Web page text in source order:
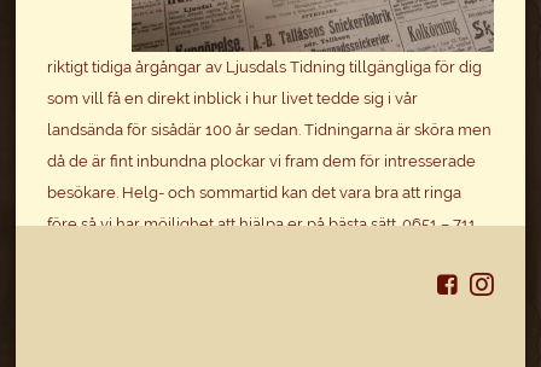
riktigt tidiga årgångar av Ljusdals Tidning tillgängliga för dig
som vill få en direkt inblick i hur livet tedde sig i vår
landsända för sisådär 100 år sedan. Tidningarna är sköra men
då de är fint inbundna plockar vi fram dem för intresserade
besökare. Helg- och sommartid kan det vara bra att ringa
före så vi har möjlighet att hjälpa er på bästa sätt. 0651 – 711